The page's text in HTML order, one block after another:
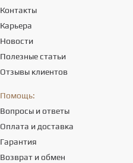
Контакты
Карьера
Новости
Полезные статьи
Отзывы клиентов
Помощь:
Вопросы и ответы
Оплата и доставка
Гарантия
Возврат и обмен